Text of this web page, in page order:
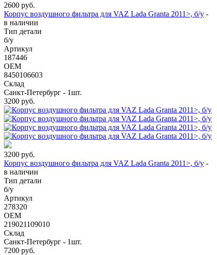
2600 руб.
Корпус воздушного фильтра для VAZ Lada Granta 2011>, б/у -
в наличии
Тип детали
б/у
Артикул
187446
OEM
8450106603
Склад
Санкт-Петербург - 1шт.
3200 руб.
3200 руб.
Корпус воздушного фильтра для VAZ Lada Granta 2011>, б/у -
в наличии
Тип детали
б/у
Артикул
278320
OEM
219021109010
Склад
Санкт-Петербург - 1шт.
7200 руб.